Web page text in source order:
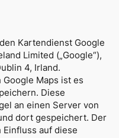
Kartendienst Google
Limited („Google“),
4, Irland.
Maps ist es
Diese
an einen Server von
dort gespeichert. Der
auf diese